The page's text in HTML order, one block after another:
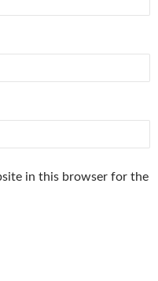
in this browser for the